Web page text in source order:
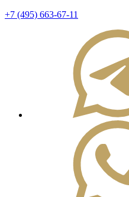
+7 (495) 663-67-11